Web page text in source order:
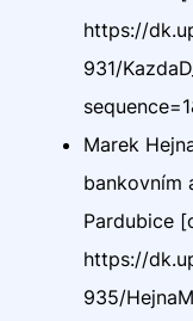
https://
931/
Marek
bankovním
Pardubice
https://
935/